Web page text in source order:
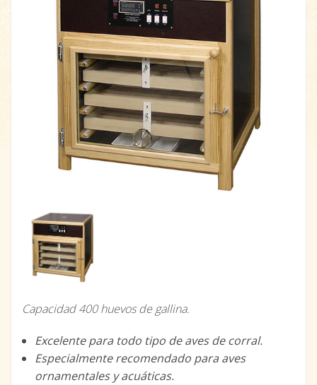
Capacidad 400 huevos de gallina.
Excelente para todo tipo de aves de corral.
Especialmente recomendado para aves
ornamentales y acuáticas.